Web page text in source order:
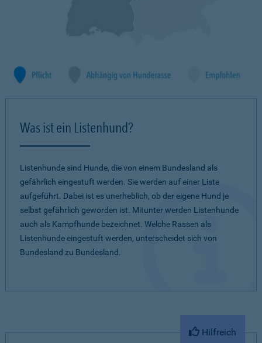
Was ist ein Listenhund?
Listenhunde sind Hunde, die von einem Bundesland als
gefährlich eingestuft werden. Sie werden auf einer Liste
aufgeführt. Dabei ist es unerheblich, ob der eigene Hund je
selbst gefährlich geworden ist. Mitunter werden Listenhunde
auch als Kampfhunde bezeichnet. Welche Rassen als
Listenhunde eingestuft werden, unterscheidet sich von
Bundesland zu Bundesland.
Hilfreich